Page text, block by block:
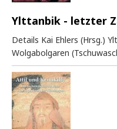
Ylttanbik - letzter
Details Kai Ehlers (Hrsg.)
Wolgabolgaren